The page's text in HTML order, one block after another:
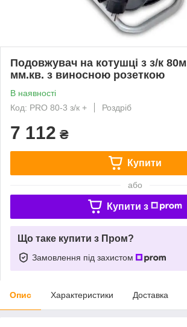
Подовжувач на котушці з з/к
мм.кв. з виносною розеткою
В наявності
Код: PRO 80-3 з/к +
Роздріб
7 112 ₴
Купити
або
Купити з
Що таке купити з Пром?
Замовлення під захистом
Опис Характеристики Доставка